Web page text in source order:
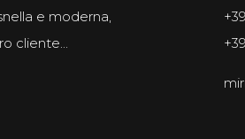
e moderna,
cliente...